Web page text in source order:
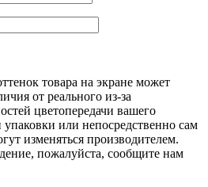
товара на экране может
от реального из-за
цветопередачи вашего
или непосредственно сам
изменяться производителем.
пожалуйста, сообщите нам